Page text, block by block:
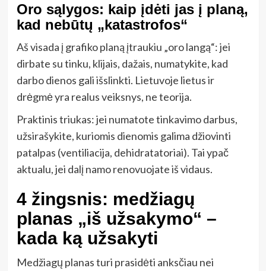
Oro sąlygos: kaip įdėti jas į planą,
kad nebūtų „katastrofos“
Aš visada į grafiko planą įtraukiu „oro langą“: jei
dirbate su tinku, klijais, dažais, numatykite, kad
darbo dienos gali išslinkti. Lietuvoje lietus ir
drėgmė yra realus veiksnys, ne teorija.
Praktinis triukas: jei numatote tinkavimo darbus,
užsirašykite, kuriomis dienomis galima džiovinti
patalpas (ventiliacija, dehidratatoriai). Tai ypač
aktualu, jei dalį namo renovuojate iš vidaus.
4 žingsnis: medžiagų
planas „iš užsakymo“ –
kada ką užsakyti
Medžiagų planas turi prasidėti anksčiau nei